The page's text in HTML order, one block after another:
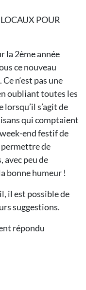
POUR
la 2ème année
ce nouveau
n‘est pas une
oubliant toutes les
s’agit de
qui comptaient
end festif de
de
avec peu de
bonne humeur !
il est possible de
suggestions.
répondu